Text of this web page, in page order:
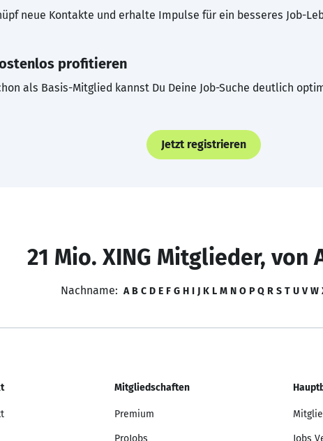
neue Kontakte und erhalte Impulse für ein besseres Job-
profitieren
als Basis-Mitglied kannst Du Deine Job-Suche deutlich
Jetzt registrieren
21 Mio. XING Mitglieder, von
Nachname: A B C D E F G H I J K L M N O P Q R S T U V W
Mitgliedschaften
Premium
ProJobs Jobs